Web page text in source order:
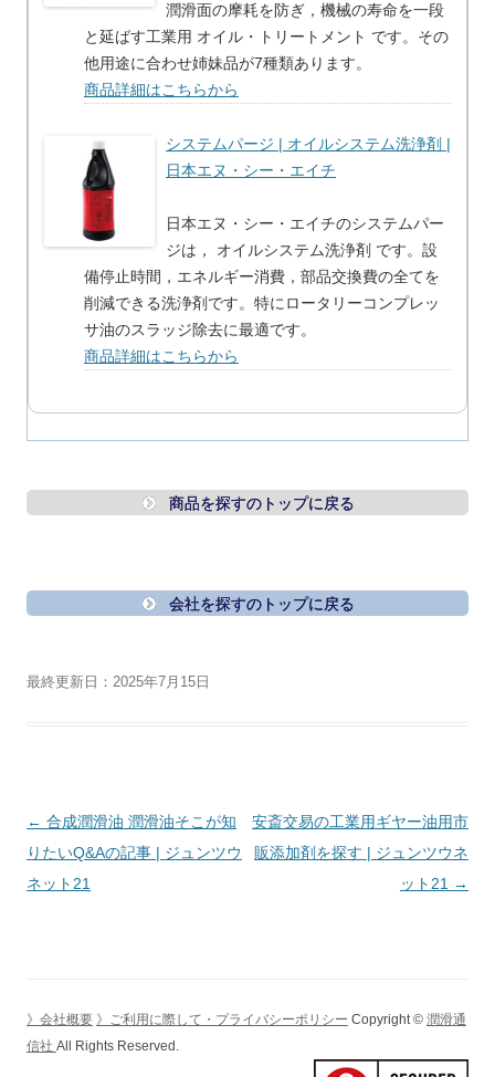
潤滑面の摩耗を防ぎ，機械の寿命を一段
と延ばす工業用 オイル・トリートメント です。その
他用途に合わせ姉妹品が7種類あります。
商品詳細はこちらから
システムパージ | オイルシステム洗浄剤 |
日本エヌ・シー・エイチ
日本エヌ・シー・エイチのシステムパー
ジは， オイルシステム洗浄剤 です。設
備停止時間，エネルギー消費，部品交換費の全てを
削減できる洗浄剤です。特にロータリーコンプレッ
サ油のスラッジ除去に最適です。
商品詳細はこちらから
商品を探すのトップに戻る
会社を探すのトップに戻る
最終更新日：2025年7月15日
投
稿
ナ
ョ
← 合成潤滑油 潤滑油そこが知
りたいQ&Aの記事 | ジュンツウ
ネット21
安斎交易の工業用ギヤー油用市
販添加剤を探す | ジュンツウネ
ット21 →
》会社概要 》ご利用に際して・プライバシーポリシー Copyright © 潤滑通
信社 All Rights Reserved.